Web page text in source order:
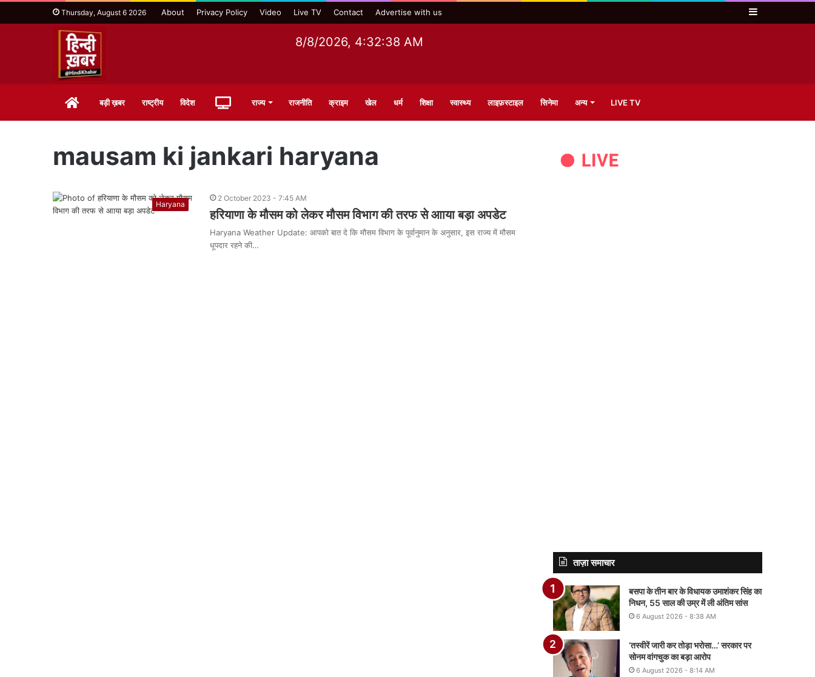
Thursday, August 6 2026 About Privacy Policy Video Live TV Contact Advertise with us Sidebar
8/8/2026, 4:32:39 AM
Homeबड़ी ख़बर राष्ट्रीय विदेश राज्य राजनीति क्राइम खेल धर्म शिक्षा स्वास्थ्य लाइफ़स्टाइल सिनेमा अन्य LIVE TV
mausam ki jankari haryana
Haryana
2 October 2023 - 7:45 AM
हरियाणा के मौसम को लेकर मौसम विभाग की तरफ से आाया बड़ा अपडेट
Haryana Weather Update: आपको बात दे कि मौसम विभाग के पूर्वानुमान के अनुसार, इस राज्य में मौसम
धूपदार रहने की…
ताज़ा समाचार
बसपा के तीन बार के विधायक उमाशंकर सिंह का
निधन, 55 साल की उम्र में ली अंतिम सांस
6 August 2026 - 8:38 AM
‘तस्वीरें जारी कर तोड़ा भरोसा…’ सरकार पर
सोनम वांगचुक का बड़ा आरोप
6 August 2026 - 8:14 AM